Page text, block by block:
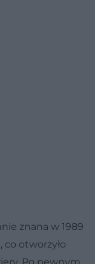
znana w 1989
co otworzyło
Po pewnym